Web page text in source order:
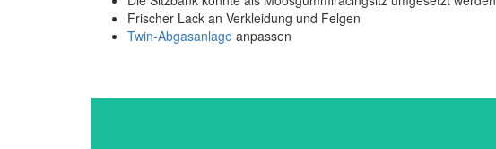
Frischer Lack an Verkleidung und Felgen
Twin-Abgasanlage anpassen